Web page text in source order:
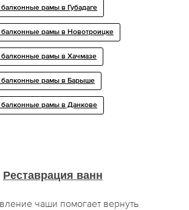
рамы в Губадаге
рамы в Новотроицке
рамы в Хачмазе
рамы в Барыше
рамы в Данкове
Реставрация ванн
чаши помогает вернуть